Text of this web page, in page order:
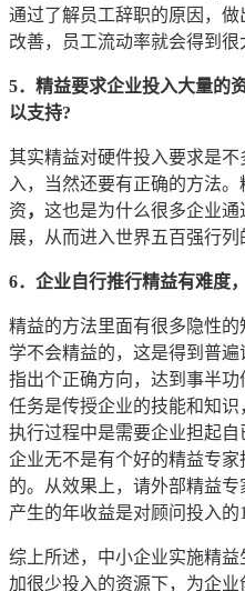
通过了解员工辞职的原因，
改善，员工流动率就会得到很
5．精益要求企业投入大量的
以支持?
其实精益对硬件投入要求是
入，当然还要有正确的方法
资， 这也是为什么很多企业
展，从而进入世界五百强行列
6．企业自行推行精益有难度
精益的方法里面有很多隐性
学不会精益的，这是得到普
指出个正确方向，达到事半
任务是传授企业的技能和知
执行过程中是需要企业担起
企业无不是有个好的精益专
的。从效果上，请外部精益
产生的年收益是对顾问投入的
综上所述，中小企业实施精
加很少投入的资源下，为企